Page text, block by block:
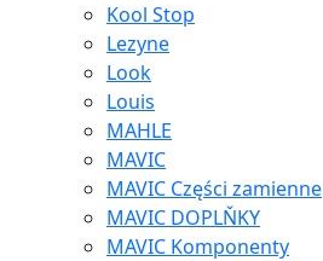
Kool Stop
Lezyne
Look
Louis
MAHLE
MAVIC
MAVIC Części zamienne
MAVIC DOPLŇKY
MAVIC Komponenty